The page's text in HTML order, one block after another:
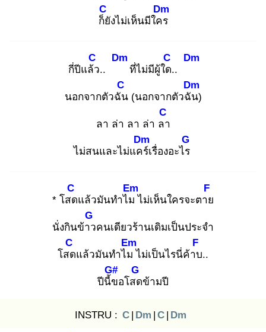
ก็ยั
C
งไม่เห็นมีใคร
Dm
กี่ปีแล้ว
C
..
Dm
ที่ไม่มีผู้ใด.
C
.
Dm
นอกจากตัวฉัน
C
(นอกจากตัวฉัน
Dm
)
ลา ล่า ลา ล่า ลา
C
ไม่สนและไม่แคร์
Dm
เรื่องอะไร
G
* โสด
C
แล้วมันทำไม
Em
ไม่เห็นใครจะตาย
F
นั่งกินข้าว
G
คนเดียวร้านเดิมเป็นประจำ
โสด
C
แล้วมันทำไม
Em
ไม่เป็นไรนี่ค้าบ
F
..
ปีนี้ข
G#
อโสด
G
ข้ามปี
INSTRU : C | Dm | C | Dm